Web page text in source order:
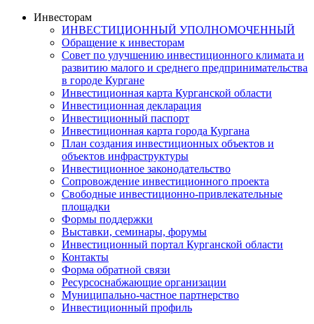
Инвесторам
ИНВЕСТИЦИОННЫЙ УПОЛНОМОЧЕННЫЙ
Обращение к инвесторам
Совет по улучшению инвестиционного климата и
развитию малого и среднего предпринимательства
в городе Кургане
Инвестиционная карта Курганской области
Инвестиционная декларация
Инвестиционный паспорт
Инвестиционная карта города Кургана
План создания инвестиционных объектов и
объектов инфраструктуры
Инвестиционное законодательство
Сопровождение инвестиционного проекта
Свободные инвестиционно-привлекательные
площадки
Формы поддержки
Выставки, семинары, форумы
Инвестиционный портал Курганской области
Контакты
Форма обратной связи
Ресурсоснабжающие организации
Муниципально-частное партнерство
Инвестиционный профиль